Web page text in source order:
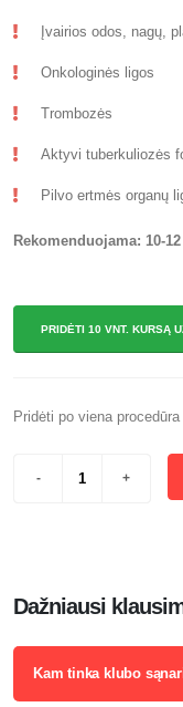
Įvairios odos, nagų,
Onkologinės ligos
Trombozės
Aktyvi tuberkuliozės
Pilvo ertmės organų
Rekomenduojama: 10-
PRIDĖTI 10 VNT. KURSĄ
Pridėti po viena procedūra
Dažniausi
Kam tinka klubo